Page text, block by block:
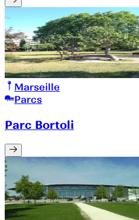
Marseille
Parcs
Parc Bortoli